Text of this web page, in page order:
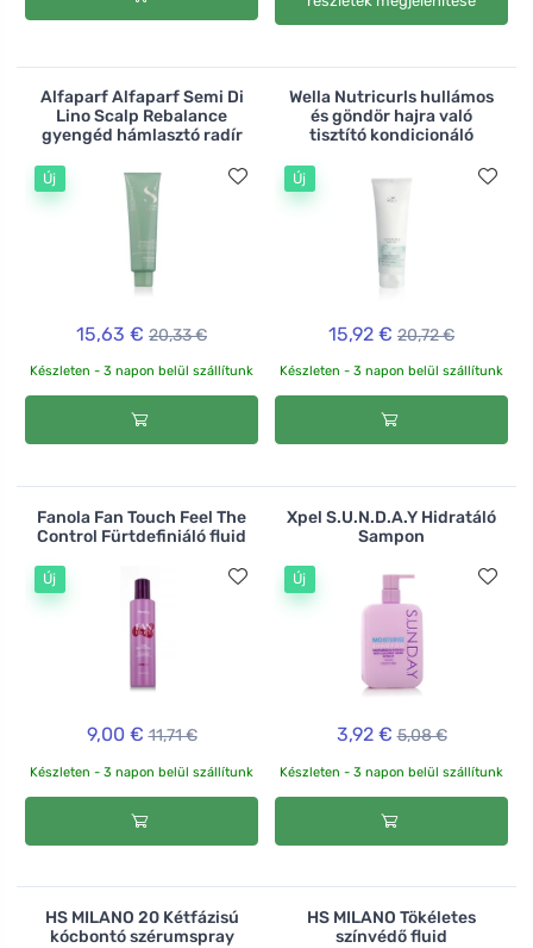
Alfaparf Alfaparf Semi Di
Lino Scalp Rebalance
gyengéd hámlasztó radír
Új
15,63 € 20,33 €
Készleten - 3 napon belül szállítunk
Wella Nutricurls hullámos
és göndör hajra való
tisztító kondicionáló
Új
15,92 € 20,72 €
Készleten - 3 napon belül szállítunk
Fanola Fan Touch Feel The
Control Fürtdefiniáló fluid
Új
9,00 € 11,71 €
Készleten - 3 napon belül szállítunk
Xpel S.U.N.D.A.Y Hidratáló
Sampon
Új
3,92 € 5,08 €
Készleten - 3 napon belül szállítunk
HS MILANO 20 Kétfázisú
kócbontó szérumspray
HS MILANO Tökéletes
színvédő fluid